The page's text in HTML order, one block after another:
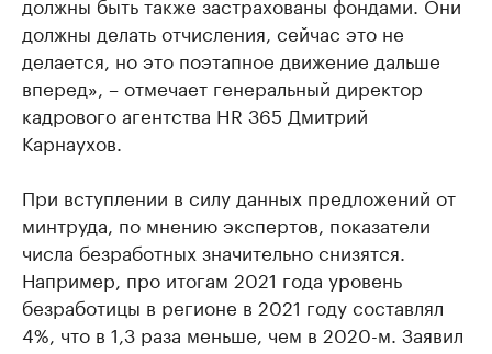
должны делать отчисления, сейчас это не
делается, но это поэтапное движение дальше
вперед», – отмечает генеральный директор
кадрового агентства HR 365 Дмитрий
Карнаухов.
При вступлении в силу данных предложений от
минтруда, по мнению экспертов, показатели
числа безработных значительно снизятся.
Например, про итогам 2021 года уровень
безработицы в регионе в 2021 году составлял
4%, что в 1,3 раза меньше, чем в 2020-м. Заявил